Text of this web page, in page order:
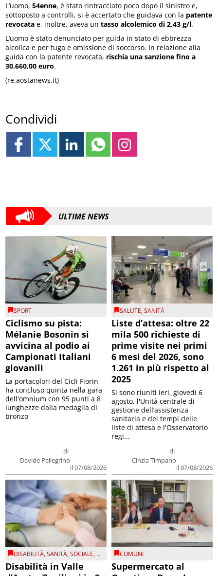
L’uomo,54enne, è stato rintracciato poco dopo il sinistro e,
sottoposto a controlli, si è accertato che guidava con la patente
revocata e, inoltre, aveva untasso alcolemico di 2,43 g/l.
L’uomo è stato denunciato per guida in stato di ebbrezza
alcolica e per fuga e omissione di soccorso. In relazione alla
guida con la patente revocata, rischia una sanzione fino a
30.660,00 euro.
(re.aostanews.it)
Condividi
ULTIME NEWS
SPORT
Ciclismo su pista:
Mélanie Bosonin si
avvicina al podio ai
Campionati Italiani
giovanili
di
Davide Pellegrino
il 07/08/2026
La portacolori del Cicli Fiorin
ha concluso quinta nella gara
dell'omnium con 95 punti a 8
lunghezze dalla medaglia di
bronzo
SALUTE,SANITÀ
Liste d’attesa: oltre 22
mila 500 richieste di
prime visite nei primi
6 mesi del 2026, sono
1.261 in più rispetto al
2025
di
Cinzia Timpano
il 07/08/2026
Si sono riuniti ieri, giovedì 6
agosto, l'Unità centrale di
gestione dell’assistenza
sanitaria e dei tempi delle
liste di attesa e l'Osservatorio
regi...
DISABILITÀ,SANITÀ,SOCIALE, ...
Disabilità in Valle
COMUNI
Supermercato al